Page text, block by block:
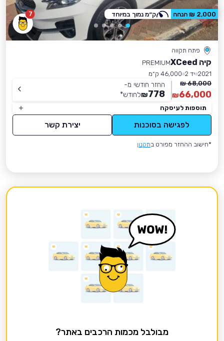
7
פתח תקווה
קיה XCeed
PREMIUM
2021 יד 2
46,000 ק״מ
68,000 ₪
66,000
₪
החזר חודשי מ-
778
₪לחודש*
תוספות לעיסקה
לפגישה בסוכנות יצירת קשר
*חישוב ההחזר מפורט בתקנון
2,000 ₪ הנחה ק״מ נמוך במיוחד
מבולבל מכמות הרכבים באתר?